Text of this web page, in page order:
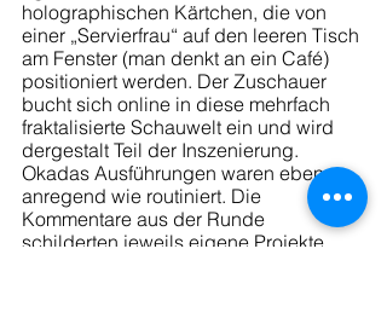
holographischen Kärtchen, die von
einer „Servierfrau“ auf den leeren Tisch
am Fenster (man denkt an ein Café)
positioniert werden. Der Zuschauer
bucht sich online in diese mehrfach
fraktalisierte Schauwelt ein und wird
dergestalt Teil der Inszenierung.
Okadas Ausführungen waren ebenso
anregend wie routiniert. Die
Kommentare aus der Runde
schilderten jeweils eigene Projekte.